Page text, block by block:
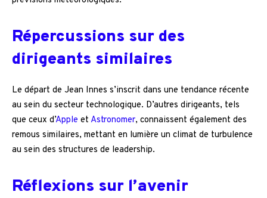
Répercussions sur des
dirigeants similaires
Le départ de Jean Innes s’inscrit dans une tendance récente
au sein du secteur technologique. D’autres dirigeants, tels
que ceux d’Apple et Astronomer, connaissent également des
remous similaires, mettant en lumière un climat de turbulence
au sein des structures de leadership.
Réflexions sur l’avenir